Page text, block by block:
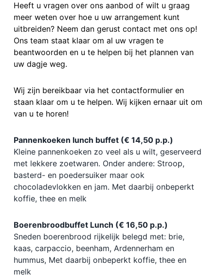
Heeft u vragen over ons aanbod of wilt u graag
meer weten over hoe u uw arrangement kunt
uitbreiden? Neem dan gerust contact met ons op!
Ons team staat klaar om al uw vragen te
beantwoorden en u te helpen bij het plannen van
uw dagje weg.
Wij zijn bereikbaar via het contactformulier en
staan klaar om u te helpen. Wij kijken ernaar uit om
van u te horen!
Pannenkoeken lunch buffet (€ 14,50 p.p.)
Kleine pannenkoeken zo veel als u wilt, geserveerd
met lekkere zoetwaren. Onder andere: Stroop,
basterd- en poedersuiker maar ook
chocoladevlokken en jam. Met daarbij onbeperkt
koffie, thee en melk
Boerenbroodbuffet Lunch (€ 16,50 p.p.)
Sneden boerenbrood rijkelijk belegd met: brie,
kaas, carpaccio, beenham, Ardennerham en
hummus, Met daarbij onbeperkt koffie, thee en
melk